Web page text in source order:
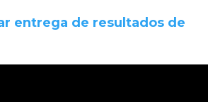
entrega de resultados de